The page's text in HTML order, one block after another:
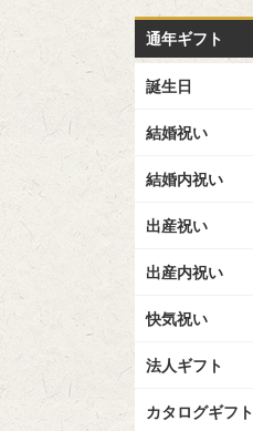
通年ギフト
誕生日
結婚祝い
結婚内祝い
出産祝い
出産内祝い
快気祝い
法人ギフト
カタログギフト